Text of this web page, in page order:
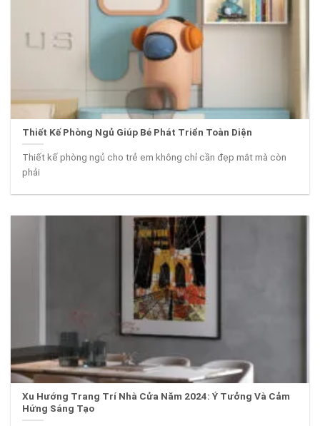
Thiết Kế Phòng Ngủ Giúp Bé Phát Triển Toàn Diện
Thiết kế phòng ngủ cho trẻ em không chỉ cần đẹp mắt mà còn
phải
Xu Hướng Trang Trí Nhà Cửa Năm 2024: Ý Tưởng Và Cảm
Hứng Sáng Tạo